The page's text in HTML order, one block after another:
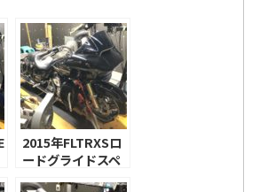
2015年FLTRXSロ
ードグライドスペ